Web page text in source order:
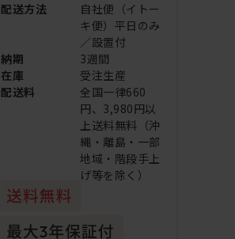
配送方法
自社便（イトー
キ便）平日のみ
／設置付
納期
3週間
在庫
受注生産
配送料
全国一律660
円、3,980円以
上送料無料（沖
縄・離島・一部
地域・階段手上
げ等を除く）